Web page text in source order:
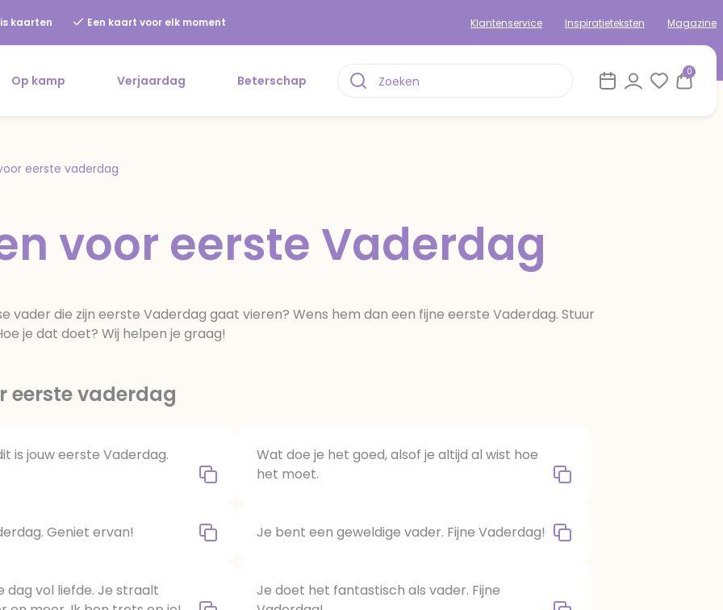
kaarten Een kaart voor elk moment Klantenservice Inspiratieteksten Magazine
Op kamp Verjaardag Beterschap
0
eerste vaderdag
voor eerste Vaderdag
vader die zijn eerste Vaderdag gaat vieren? Wens hem dan een fijne eerste Vaderdag. Stuur
je dat doet? Wij helpen je graag!
eerste vaderdag
is jouw eerste Vaderdag.
Wat doe je het goed, alsof je altijd al wist hoe
het moet.
Geniet ervan! Je bent een geweldige vader. Fijne Vaderdag!
dag vol liefde. Je straalt
Je doet het fantastisch als vader. Fijne